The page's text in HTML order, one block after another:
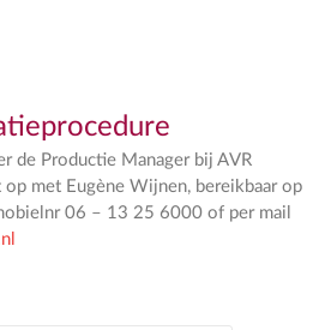
de Productie Manager bij AVR
op met Eugène Wijnen, bereikbaar op
06 – 13 25 6000 of per mail